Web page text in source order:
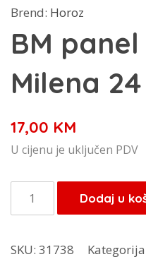
Brend: Horoz
BM
Milena 24
17,00 KM
U cijenu je uključen PDV
panel
Milena
Dodaj u
SKU: 31738